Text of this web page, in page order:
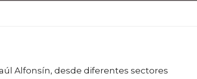
Alfonsín, desde diferentes sectores